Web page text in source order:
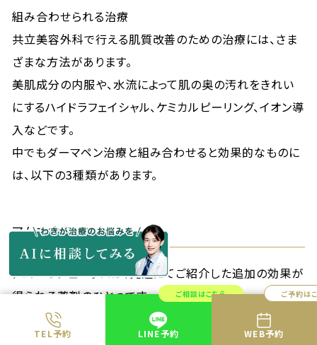
TEL予約
ご相談はこちら
LINE予約
ご予約は
WEB予約
組み合わせられる治療
共立美容外科で行える肌質改善のための治療には、さま
ざまな方法があります。
美肌成分の内服や、水流によって肌の奥の汚れをきれい
にするハイドラフェイシャル、ケミカルピーリング、イオン導
入などです。
中でもダーマペン治療と組み合わせると効果的なものに
は、以下の3種類があります。
アムニオジェニクス
アムニオジェニクスは、先述にてご紹介した追加の効果が
得られる薬剤のひとつです。
治りづらい表面が凹んでいるようなニキビ跡や色素沈着
を改善する効果が高まります。